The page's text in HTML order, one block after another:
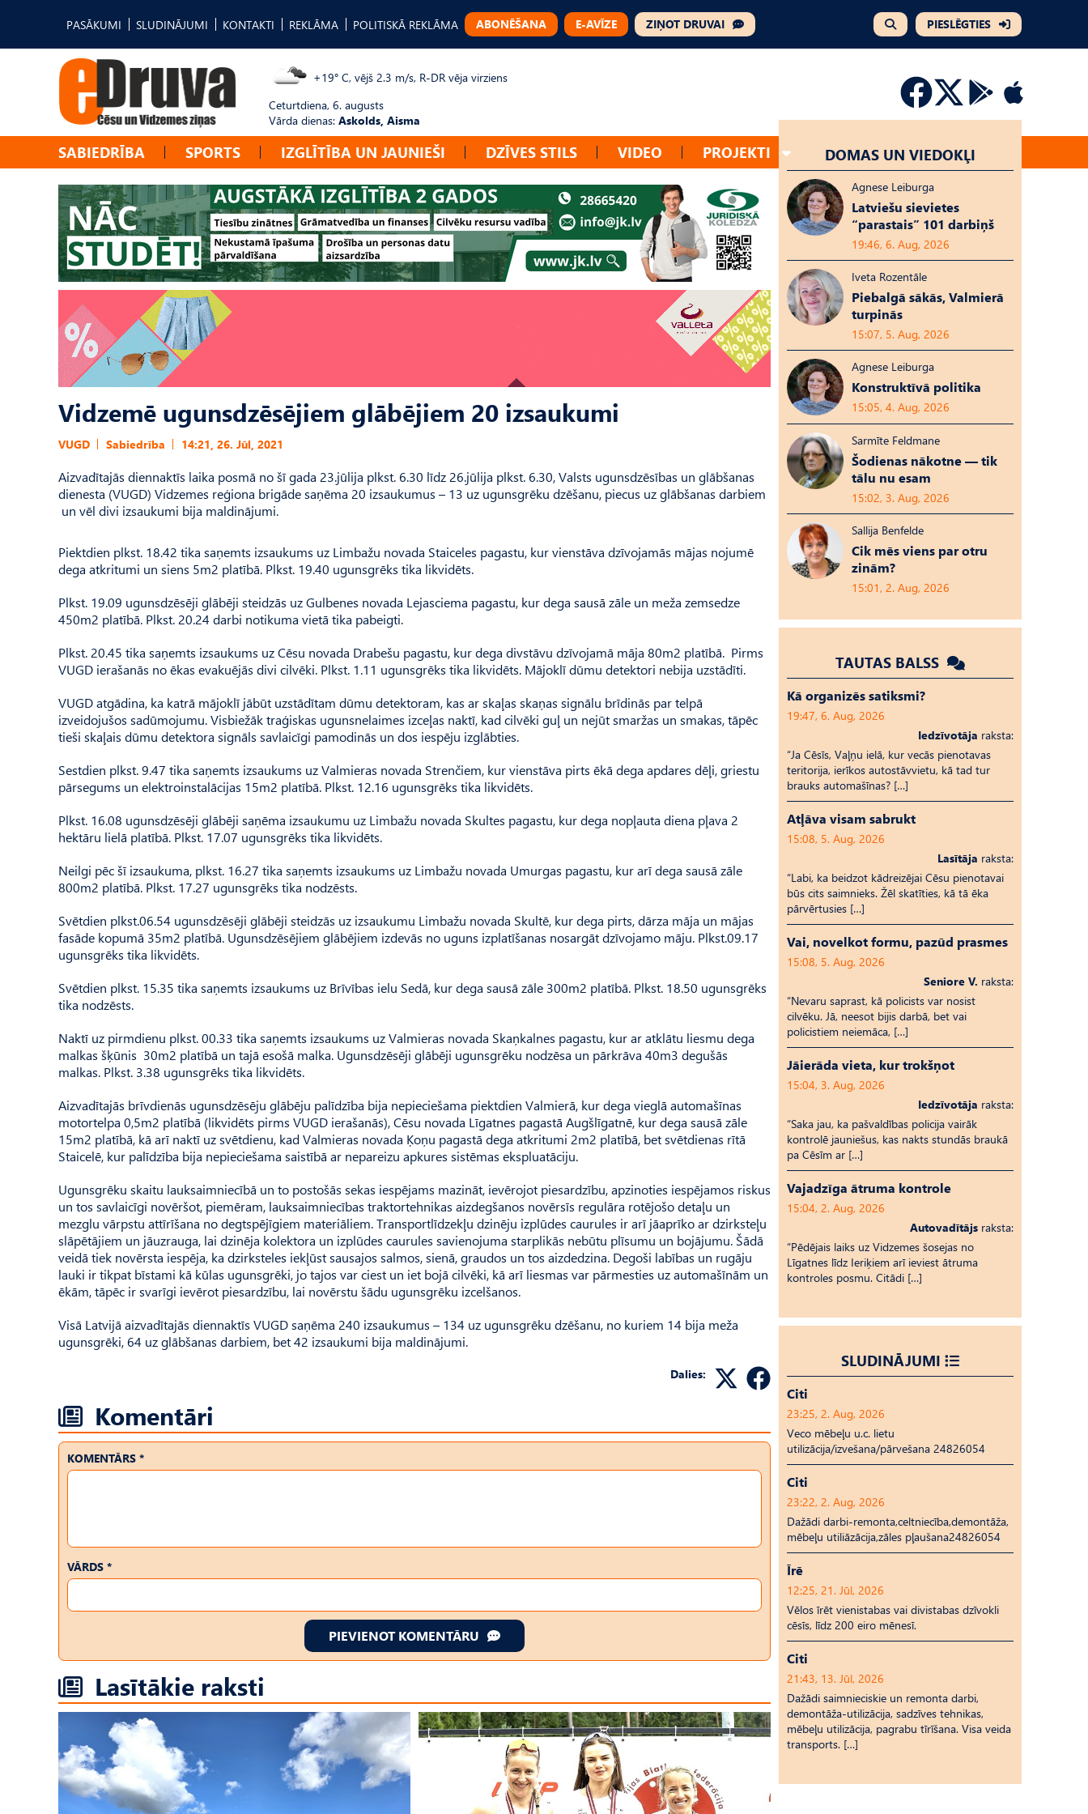
PASĀKUMI SLUDINĀJUMI KONTAKTI REKLĀMA POLITISKĀ REKLĀMA ABONĒŠANA E-AVĪZE ZIŅOT DRUVAI PIESLĒGTIES
+19° C, vējš 2.3 m/s, R-DR vēja virziens
Ceturtdiena, 6. augusts
Vārda dienas: Askolds, Aisma
SABIEDRĪBA SPORTS IZGLĪTĪBA UN JAUNIEŠI DZĪVES STILS VIDEO PROJEKTI
Vidzemē ugunsdzēsējiem glābējiem 20 izsaukumi
VUGD Sabiedrība 14:21, 26. Jūl, 2021
Aizvadītajās diennaktīs laika posmā no šī gada 23.jūlija plkst. 6.30 līdz 26.jūlija plkst. 6.30, Valsts ugunsdzēsības un glābšanas
dienesta (VUGD) Vidzemes reģiona brigāde saņēma 20 izsaukumus – 13 uz ugunsgrēku dzēšanu, piecus uz glābšanas darbiem
un vēl divi izsaukumi bija maldinājumi.
Piektdien plkst. 18.42 tika saņemts izsaukums uz Limbažu novada Staiceles pagastu, kur vienstāva dzīvojamās mājas nojumē
dega atkritumi un siens 5m2 platībā. Plkst. 19.40 ugunsgrēks tika likvidēts.
Plkst. 19.09 ugunsdzēsēji glābēji steidzās uz Gulbenes novada Lejasciema pagastu, kur dega sausā zāle un meža zemsedze
450m2 platībā. Plkst. 20.24 darbi notikuma vietā tika pabeigti.
Plkst. 20.45 tika saņemts izsaukums uz Cēsu novada Drabešu pagastu, kur dega divstāvu dzīvojamā māja 80m2 platībā. Pirms
VUGD ierašanās no ēkas evakuējās divi cilvēki. Plkst. 1.11 ugunsgrēks tika likvidēts. Mājoklī dūmu detektori nebija uzstādīti.
VUGD atgādina, ka katrā mājoklī jābūt uzstādītam dūmu detektoram, kas ar skaļas skaņas signālu brīdinās par telpā
izveidojušos sadūmojumu. Visbiežāk traģiskas ugunsnelaimes izceļas naktī, kad cilvēki guļ un nejūt smaržas un smakas, tāpēc
tieši skaļais dūmu detektora signāls savlaicīgi pamodinās un dos iespēju izglābties.
Sestdien plkst. 9.47 tika saņemts izsaukums uz Valmieras novada Strenčiem, kur vienstāva pirts ēkā dega apdares dēļi, griestu
pārsegums un elektroinstalācijas 15m2 platībā. Plkst. 12.16 ugunsgrēks tika likvidēts.
Plkst. 16.08 ugunsdzēsēji glābēji saņēma izsaukumu uz Limbažu novada Skultes pagastu, kur dega nopļauta diena pļava 2
hektāru lielā platībā. Plkst. 17.07 ugunsgrēks tika likvidēts.
Neilgi pēc šī izsaukuma, plkst. 16.27 tika saņemts izsaukums uz Limbažu novada Umurgas pagastu, kur arī dega sausā zāle
800m2 platībā. Plkst. 17.27 ugunsgrēks tika nodzēsts.
Svētdien plkst.06.54 ugunsdzēsēji glābēji steidzās uz izsaukumu Limbažu novada Skultē, kur dega pirts, dārza māja un mājas
fasāde kopumā 35m2 platībā. Ugunsdzēsējiem glābējiem izdevās no uguns izplatīšanas nosargāt dzīvojamo māju. Plkst.09.17
ugunsgrēks tika likvidēts.
Svētdien plkst. 15.35 tika saņemts izsaukums uz Brīvības ielu Sedā, kur dega sausā zāle 300m2 platībā. Plkst. 18.50 ugunsgrēks
tika nodzēsts.
Naktī uz pirmdienu plkst. 00.33 tika saņemts izsaukums uz Valmieras novada Skaņkalnes pagastu, kur ar atklātu liesmu dega
malkas šķūnis 30m2 platībā un tajā esošā malka. Ugunsdzēsēji glābēji ugunsgrēku nodzēsa un pārkrāva 40m3 degušās
malkas. Plkst. 3.38 ugunsgrēks tika likvidēts.
Aizvadītajās brīvdienās ugunsdzēsēju glābēju palīdzība bija nepieciešama piektdien Valmierā, kur dega vieglā automašīnas
motortelpa 0,5m2 platībā (likvidēts pirms VUGD ierašanās), Cēsu novada Līgatnes pagastā Augšlīgatnē, kur dega sausā zāle
15m2 platībā, kā arī naktī uz svētdienu, kad Valmieras novada Ķoņu pagastā dega atkritumi 2m2 platībā, bet svētdienas rītā
Staicelē, kur palīdzība bija nepieciešama saistībā ar nepareizu apkures sistēmas ekspluatāciju.
Ugunsgrēku skaitu lauksaimniecībā un to postošās sekas iespējams mazināt, ievērojot piesardzību, apzinoties iespējamos riskus
un tos savlaicīgi novēršot, piemēram, lauksaimniecības traktortehnikas aizdegšanos novērsīs regulāra rotējošo detaļu un
mezglu vārpstu attīrīšana no degtspējīgiem materiāliem. Transportlīdzekļu dzinēju izplūdes caurules ir arī jāaprīko ar dzirksteļu
slāpētājiem un jāuzrauga, lai dzinēja kolektora un izplūdes caurules savienojuma starplikās nebūtu plīsumu un bojājumu. Šādā
veidā tiek novērsta iespēja, ka dzirksteles iekļūst sausajos salmos, sienā, graudos un tos aizdedzina. Degoši labības un rugāju
lauki ir tikpat bīstami kā kūlas ugunsgrēki, jo tajos var ciest un iet bojā cilvēki, kā arī liesmas var pārmesties uz automašīnām un
ēkām, tāpēc ir svarīgi ievērot piesardzību, lai novērstu šādu ugunsgrēku izcelšanos.
Visā Latvijā aizvadītajās diennaktīs VUGD saņēma 240 izsaukumus – 134 uz ugunsgrēku dzēšanu, no kuriem 14 bija meža
ugunsgrēki, 64 uz glābšanas darbiem, bet 42 izsaukumi bija maldinājumi.
Dalies:
Komentāri
KOMENTĀRS *
VĀRDS *
PIEVIENOT KOMENTĀRU
Lasītākie raksti
DOMAS UN VIEDOKĻI
Agnese Leiburga
Latviešu sievietes
“parastais” 101 darbiņš
19:46, 6. Aug, 2026
Iveta Rozentāle
Piebalgā sākās, Valmierā
turpinās
15:07, 5. Aug, 2026
Agnese Leiburga
Konstruktīvā politika
15:05, 4. Aug, 2026
Sarmīte Feldmane
Šodienas nākotne — tik
tālu nu esam
15:02, 3. Aug, 2026
Sallija Benfelde
Cik mēs viens par otru
zinām?
15:01, 2. Aug, 2026
TAUTAS BALSS
Kā organizēs satiksmi?
19:47, 6. Aug, 2026
Iedzīvotāja raksta:
“Ja Cēsīs, Vaļņu ielā, kur vecās pienotavas
teritorija, ierīkos autostāvvietu, kā tad tur
brauks automašīnas? […]
Atļāva visam sabrukt
15:08, 5. Aug, 2026
Lasītāja raksta:
“Labi, ka beidzot kādreizējai Cēsu pienotavai
būs cits saimnieks. Žēl skatīties, kā tā ēka
pārvērtusies […]
Vai, novelkot formu, pazūd prasmes
15:08, 5. Aug, 2026
Seniore V. raksta:
“Nevaru saprast, kā policists var nosist
cilvēku. Jā, neesot bijis darbā, bet vai
policistiem neiemāca, […]
Jāierāda vieta, kur trokšņot
15:04, 3. Aug, 2026
Iedzīvotāja raksta:
“Saka jau, ka pašvaldības policija vairāk
kontrolē jauniešus, kas nakts stundās braukā
pa Cēsīm ar […]
Vajadzīga ātruma kontrole
15:04, 2. Aug, 2026
Autovadītājs raksta:
“Pēdējais laiks uz Vid­ze­mes šosejas no
Līgatnes līdz Ieriķiem arī ieviest ātruma
kontroles posmu. Citādi […]
SLUDINĀJUMI
Citi
23:25, 2. Aug, 2026
Veco mēbeļu u.c. lietu
utilizācija/izvešana/pārvešana 24826054
Citi
23:22, 2. Aug, 2026
Dažādi darbi-remonta,celtniecība,demontāža,
mēbeļu utiliāzācija,zāles pļaušana24826054
Īrē
12:25, 21. Jūl, 2026
Vēlos īrēt vienistabas vai divistabas dzīvokli
cēsīs, līdz 200 eiro mēnesī.
Citi
21:43, 13. Jūl, 2026
Dažādi saimnieciskie un remonta darbi,
demontāža-utilizācija, sadzīves tehnikas,
mēbeļu utilizācija, pagrabu tīrīšana. Visa veida
transports. […]